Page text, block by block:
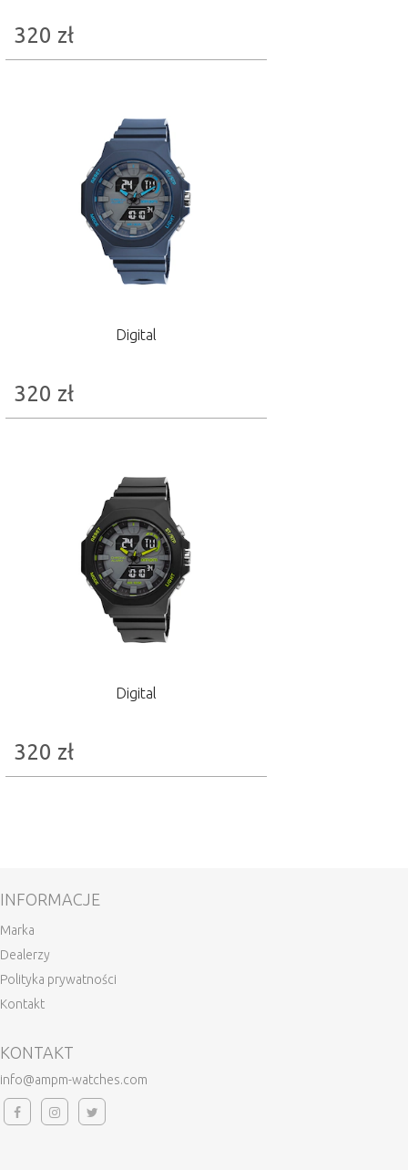
320 zł
Digital
320 zł
Digital
320 zł
INFORMACJE
Marka
Dealerzy
Polityka prywatności
Kontakt
KONTAKT
info@ampm-watches.com